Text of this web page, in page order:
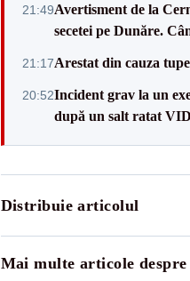
21:49Avertisment de la
secetei pe Dunăre.
21:17Arestat din cauza
20:52Incident grav la un
după un salt ratat
Distribuie articolul
Mai multe articole despre